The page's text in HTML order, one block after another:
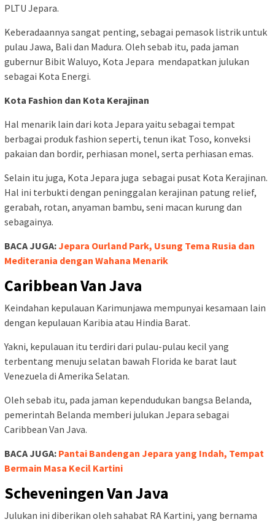
PLTU Jepara.
Keberadaannya sangat penting, sebagai pemasok listrik untuk
pulau Jawa, Bali dan Madura. Oleh sebab itu, pada jaman
gubernur Bibit Waluyo, Kota Jepara mendapatkan julukan
sebagai Kota Energi.
Kota Fashion dan Kota Kerajinan
Hal menarik lain dari kota Jepara yaitu sebagai tempat
berbagai produk fashion seperti, tenun ikat Toso, konveksi
pakaian dan bordir, perhiasan monel, serta perhiasan emas.
Selain itu juga, Kota Jepara juga sebagai pusat Kota Kerajinan.
Hal ini terbukti dengan peninggalan kerajinan patung relief,
gerabah, rotan, anyaman bambu, seni macan kurung dan
sebagainya.
BACA JUGA:Jepara Ourland Park, Usung Tema Rusia dan
Mediterania dengan Wahana Menarik
Caribbean Van Java
Keindahan kepulauan Karimunjawa mempunyai kesamaan lain
dengan kepulauan Karibia atau Hindia Barat.
Yakni, kepulauan itu terdiri dari pulau-pulau kecil yang
terbentang menuju selatan bawah Florida ke barat laut
Venezuela di Amerika Selatan.
Oleh sebab itu, pada jaman kependudukan bangsa Belanda,
pemerintah Belanda memberi julukan Jepara sebagai
Caribbean Van Java.
BACA JUGA: Pantai Bandengan Jepara yang Indah, Tempat
Bermain Masa Kecil Kartini
Scheveningen Van Java
Julukan ini diberikan oleh sahabat RA Kartini, yang bernama